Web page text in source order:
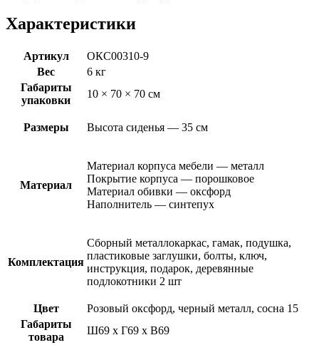
Характеристики
Артикул
ОКС00310-9
Вес
6 кг
Габариты
упаковки
10 × 70 × 70 см
Размеры Высота сиденья — 35 см
Материал
Материал корпуса мебели — металл
Покрытие корпуса — порошковое
Материал обивки — оксфорд
Наполнитель — синтепух
Комплектация
Сборный металлокаркас, гамак, подушка,
пластиковые заглушки, болты, ключ,
инструкция, подарок, деревянные
подлокотники 2 шт
Цвет
Розовый оксфорд, черный металл, сосна 15
Габариты
товара
Ш69 х Г69 х В69